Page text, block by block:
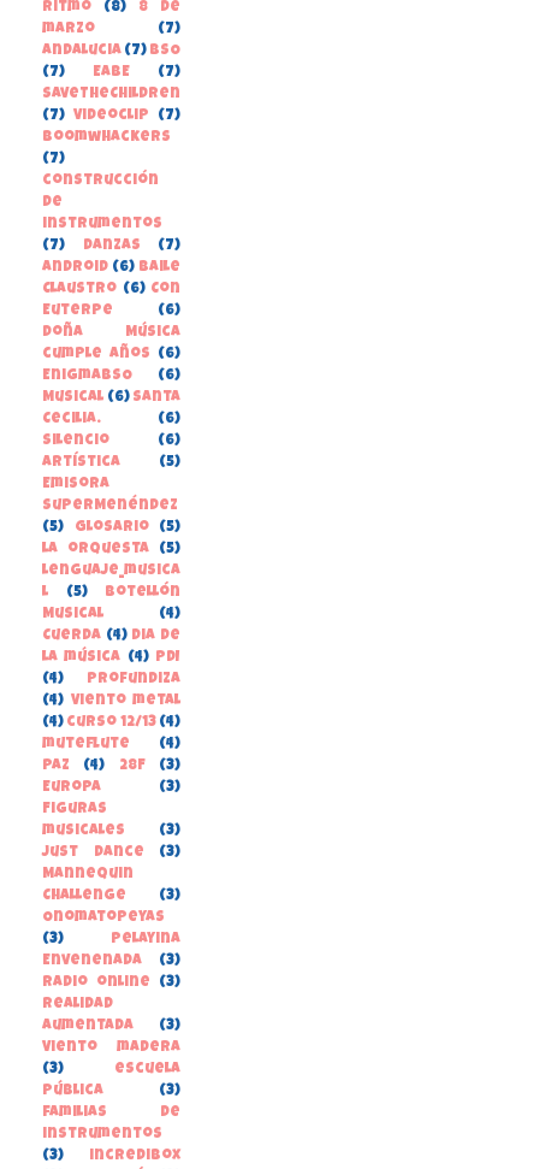
Ritmo (8)
8 de
marzo
(7)
Andalucia (7) BSO
(7)
EABE
(7)
SaveTheChildren
(7) Videoclip
(7)
boomwhackers
(7)
construcción
de
instrumentos
(7)
danzas
(7)
Android (6) Baile
Claustro (6) Con
Euterpe
(6)
Doña Música
cumple años
(6)
EnigmaBSO
(6)
Musical (6) Santa
Cecilia.
(6)
Silencio
(6)
Artística
(5)
Emisora
SuperMenéndez
(5)
Glosario
(5)
la orquesta
(5)
lenguaje_musica
l
(5)
Botellón
Musical
(4)
Cuerda (4) Dia de
la música (4) PDI
(4)
Profundiza
(4) Viento metal
(4) curso 12/13 (4)
muteflute
(4)
paz
(4) 28F
(3)
Europa
(3)
Figuras
musicales
(3)
Just Dance
(3)
Mannequin
Challenge
(3)
Onomatopeyas
(3)
Pelayina
Envenenada
(3)
Radio online
(3)
Realidad
Aumentada
(3)
Viento madera
(3)
escuela
pública
(3)
familias de
instrumentos
(3)
incredibox